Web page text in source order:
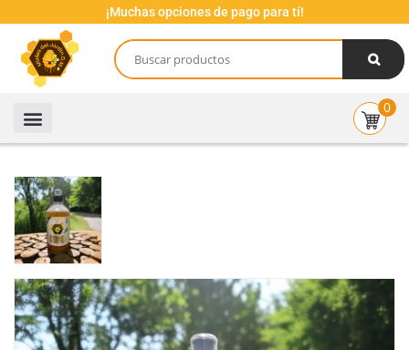
¡Muchas opciones de pago para tí!
0